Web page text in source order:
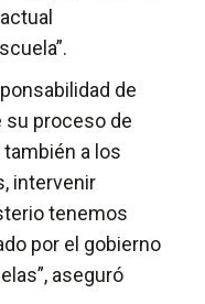
de
su proceso de
a los
intervenir
tenemos
por el gobierno
aseguró